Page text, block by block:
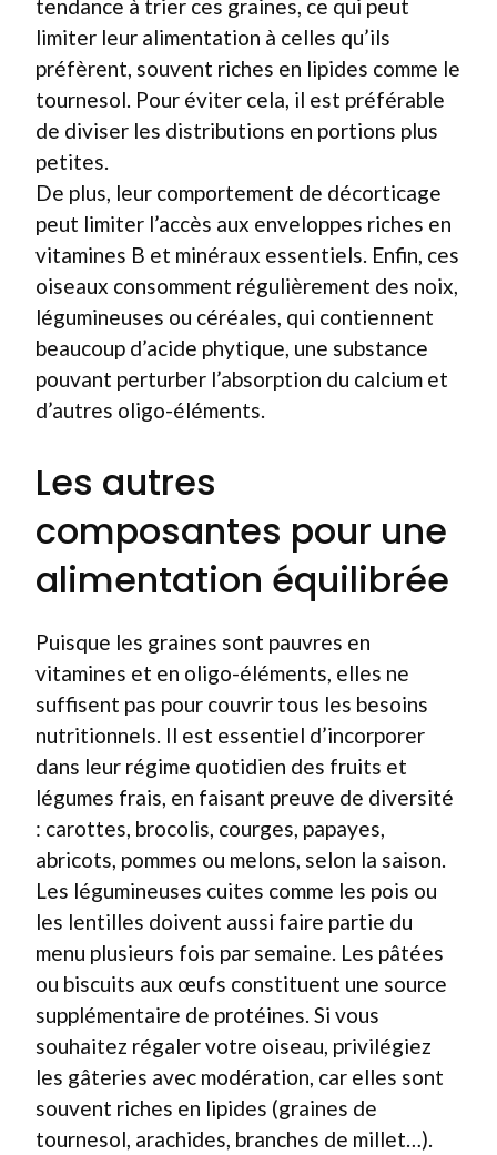
tendance à trier ces graines, ce qui peut
limiter leur alimentation à celles qu’ils
préfèrent, souvent riches en lipides comme le
tournesol. Pour éviter cela, il est préférable
de diviser les distributions en portions plus
petites.
De plus, leur comportement de décorticage
peut limiter l’accès aux enveloppes riches en
vitamines B et minéraux essentiels. Enfin, ces
oiseaux consomment régulièrement des noix,
légumineuses ou céréales, qui contiennent
beaucoup d’acide phytique, une substance
pouvant perturber l’absorption du calcium et
d’autres oligo-éléments.
Les autres
composantes pour une
alimentation équilibrée
Puisque les graines sont pauvres en
vitamines et en oligo-éléments, elles ne
suffisent pas pour couvrir tous les besoins
nutritionnels. Il est essentiel d’incorporer
dans leur régime quotidien des fruits et
légumes frais, en faisant preuve de diversité
: carottes, brocolis, courges, papayes,
abricots, pommes ou melons, selon la saison.
Les légumineuses cuites comme les pois ou
les lentilles doivent aussi faire partie du
menu plusieurs fois par semaine. Les pâtées
ou biscuits aux œufs constituent une source
supplémentaire de protéines. Si vous
souhaitez régaler votre oiseau, privilégiez
les gâteries avec modération, car elles sont
souvent riches en lipides (graines de
tournesol, arachides, branches de millet…).